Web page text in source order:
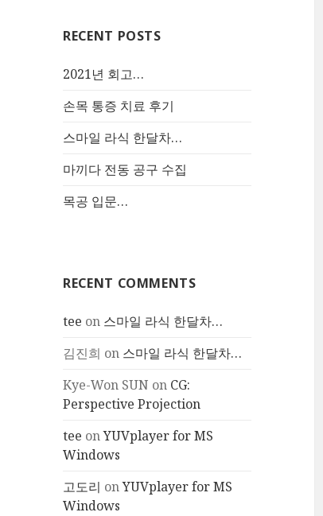
RECENT POSTS
2021년 회고…
손목 통증 치료 후기
스마일 라식 한달차…
마끼다 전동 공구 수집
목공 입문…
RECENT COMMENTS
tee on 스마일 라식 한달차…
김진희 on 스마일 라식 한달차…
Kye-Won SUN on CG:
Perspective Projection
tee onYUVplayer for MS
Windows
고도리 onYUVplayer for MS
Windows